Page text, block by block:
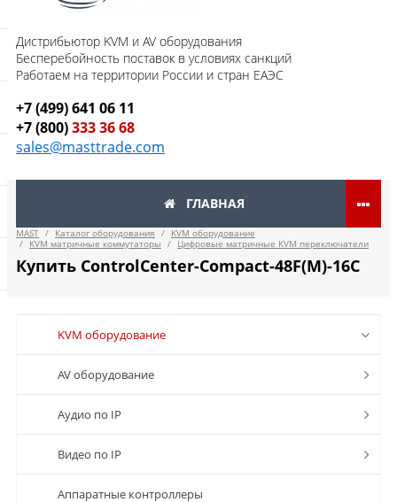
Дистрибьютор KVM и AV оборудования
Бесперебойность поставок в условиях санкций
Работаем на территории России и стран ЕАЭС
+7 (499) 641 06 11
+7 (800)333 36 68
sales@masttrade.com
ГЛАВНАЯ
MAST / Каталог оборудования /
KVM оборудование
/
KVM матричные коммутаторы / Цифровые матричные KVM переключатели
Купить ControlCenter-Compact-48F(M)-16C
KVM оборудование
AV оборудование
Аудио по IP
Видео по IP
Аппаратные контроллеры